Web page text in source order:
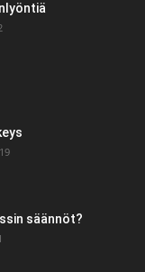
säännöt?